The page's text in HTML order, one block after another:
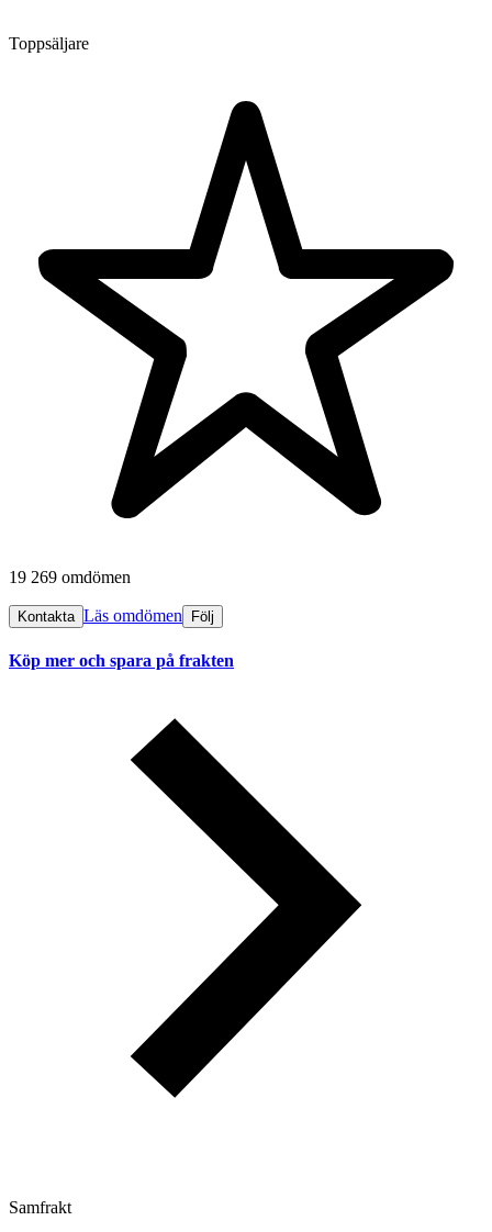
Toppsäljare
19 269 omdömen
Kontakta Läs omdömen Följ
Köp mer och spara på frakten
Samfrakt